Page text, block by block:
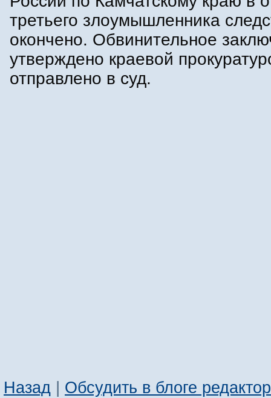
третьего злоумышленника
окончено. Обвинительное
утверждено краевой
отправлено в суд.
Назад | Обсудить в блоге